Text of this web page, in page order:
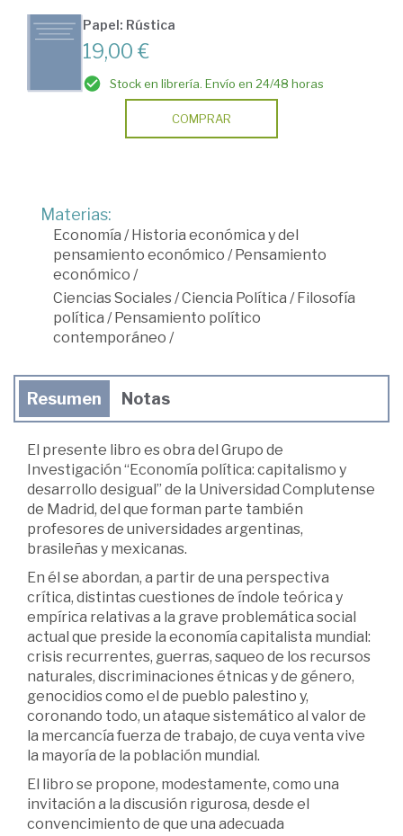
Papel: Rústica
19,00 €
Stock en librería. Envío en 24/48 horas
COMPRAR
Materias:
Economía /Historia económica y del
pensamiento económico /Pensamiento
económico /
Ciencias Sociales /Ciencia Política /Filosofía
política /Pensamiento político
contemporáneo /
Resumen Notas
El presente libro es obra del Grupo de
Investigación “Economía política: capitalismo y
desarrollo desigual” de la Universidad Complutense
de Madrid, del que forman parte también
profesores de universidades argentinas,
brasileñas y mexicanas.
En él se abordan, a partir de una perspectiva
crítica, distintas cuestiones de índole teórica y
empírica relativas a la grave problemática social
actual que preside la economía capitalista mundial:
crisis recurrentes, guerras, saqueo de los recursos
naturales, discriminaciones étnicas y de género,
genocidios como el de pueblo palestino y,
coronando todo, un ataque sistemático al valor de
la mercancía fuerza de trabajo, de cuya venta vive
la mayoría de la población mundial.
El libro se propone, modestamente, como una
invitación a la discusión rigurosa, desde el
convencimiento de que una adecuada